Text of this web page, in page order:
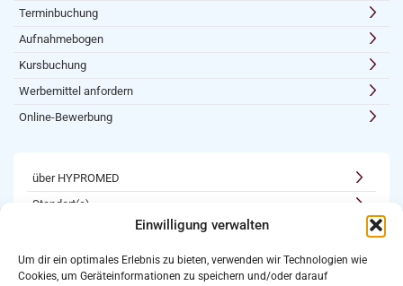
Einwilligung verwalten
Um dir ein optimales Erlebnis zu bieten, verwenden wir Technologien wie
Cookies, um Geräteinformationen zu speichern und/oder darauf
Terminbuchung
Aufnahmebogen
Kursbuchung
Werbemittel anfordern
Online-Bewerbung
über HYPROMED
Standort(e)
Karriere
Newsletter